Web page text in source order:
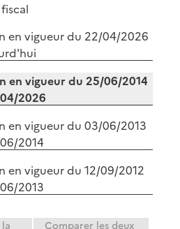
la période
en vigueur du 22/04/2026
en vigueur du 25/06/2014
2026
en vigueur du 03/06/2013
2014
en vigueur du 12/09/2012
2013
Comparer les deux